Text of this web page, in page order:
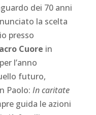
dei 70 anni
la scelta
presso
Cuore in
l’anno
futuro,
Paolo: In caritate
guida le azioni